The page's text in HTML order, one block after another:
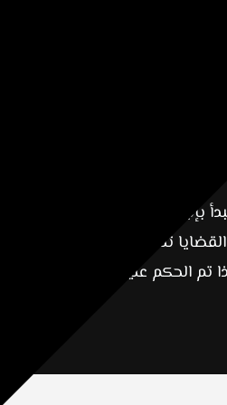
في قضايا المخدرات
بحذر وحسم في دبي، حيث تبدأ
بإجراءات دقيقة لتحري الأدلة
تتطلب دفاعًا مدروسًا
تم الحكم عليك، يمكن الطعن